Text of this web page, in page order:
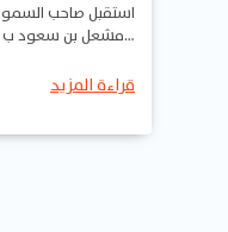
استقبل صاحب السمو
مشعل بن سعود ب…
قراءة المزيد